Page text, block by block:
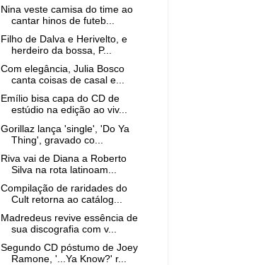
Nina veste camisa do time ao
cantar hinos de futeb...
Filho de Dalva e Herivelto, e
herdeiro da bossa, P...
Com elegância, Julia Bosco
canta coisas de casal e...
Emílio bisa capa do CD de
estúdio na edição ao viv...
Gorillaz lança 'single', 'Do Ya
Thing', gravado co...
Riva vai de Diana a Roberto
Silva na rota latinoam...
Compilação de raridades do
Cult retorna ao catálog...
Madredeus revive essência de
sua discografia com v...
Segundo CD póstumo de Joey
Ramone, '...Ya Know?' r...